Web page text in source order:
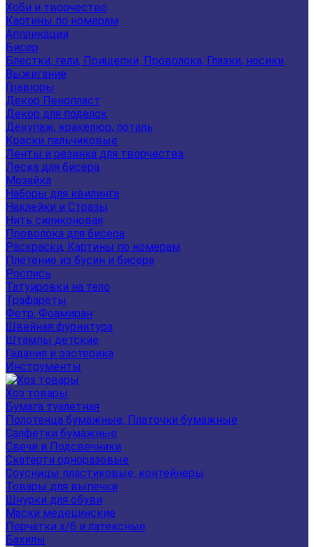
Хоби и творчество
Картины по номерам
Аппликации
Бисер
Блестки, гели, Прищепки, Проволока, Глазки, носики
Выжигание
Гравюры
Декор Пенопласт
Декор для поделок
Декупаж, кракелюр, поталь
Краски пальчиковые
Ленты и резинка для творчества
Леска для бисера
Мозайка
Наборы для квилинга
Наклейки и Стразы
Нить силиконовая
Проволока для бисера
Раскраски, Картины по номерам
Плетение из бусин и бисера
Роспись
Татуировки на тело
Трафареты
Фетр, Фоамиран
Швейная фурнитура
Штампы детские
Гадания и эзотерика
Инструменты
Хоз товары
Бумага туалетная
Полотенца бумажные, Платочки бумажные
Салфетки бумажные
Свечи и Подсвечники
Скатерти одноразовые
Соусницы пластиковые, контейнеры
Товары для выпечки
Шнурки для обуви
Маски медецинские
Перчатки х/б и латексные
Бахилы